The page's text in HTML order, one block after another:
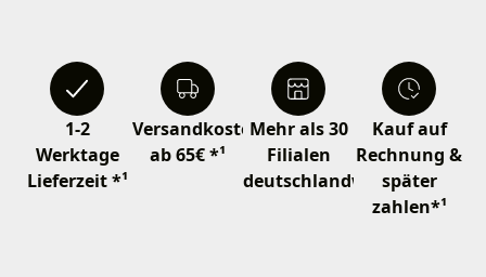
1-2
Werktage
Lieferzeit *¹
Versandkostenfrei
ab 65€ *¹
Mehr als 30
Filialen
deutschlandweit
Kauf auf
Rechnung &
später
zahlen*¹